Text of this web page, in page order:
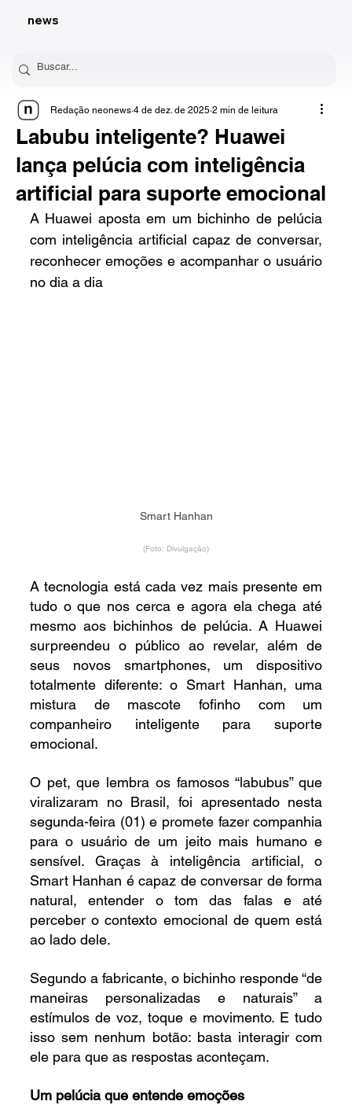
news
Labubu inteligente? Huawei
lança pelúcia com inteligência
artificial para suporte emocional
Redação neonews 4 de dez. de 2025 2 min de leitura
A Huawei aposta em um bichinho de pelúcia
com inteligência artificial capaz de conversar,
reconhecer emoções e acompanhar o usuário
no dia a dia
Smart Hanhan
(Foto: Divulgação)
A tecnologia está cada vez mais presente em
tudo o que nos cerca e agora ela chega até
mesmo aos bichinhos de pelúcia. A Huawei
surpreendeu o público ao revelar, além de
seus novos smartphones, um dispositivo
totalmente diferente: o Smart Hanhan, uma
mistura de mascote fofinho com um
companheiro inteligente para suporte
emocional.
O pet, que lembra os famosos “labubus” que
viralizaram no Brasil, foi apresentado nesta
segunda-feira (01) e promete fazer companhia
para o usuário de um jeito mais humano e
sensível. Graças à inteligência artificial, o
Smart Hanhan é capaz de conversar de forma
natural, entender o tom das falas e até
perceber o contexto emocional de quem está
ao lado dele.
Segundo a fabricante, o bichinho responde “de
maneiras personalizadas e naturais” a
estímulos de voz, toque e movimento. E tudo
isso sem nenhum botão: basta interagir com
ele para que as respostas aconteçam.
Um pelúcia que entende emoções